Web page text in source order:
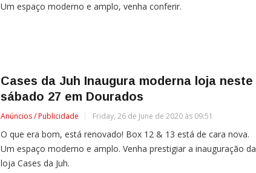
Um espaço moderno e amplo, venha conferir.
Cases da Juh Inaugura moderna loja neste
sábado 27 em Dourados
Anúncios / Publicidade Friday, 26 de June de 2020 às 09:51
O que era bom, está renovado! Box 12 & 13 está de cara nova.
Um espaço moderno e amplo. Venha prestigiar a inauguração da
loja Cases da Juh.